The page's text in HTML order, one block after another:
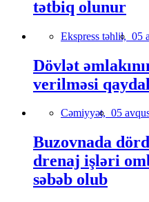
tətbiq olunur
Ekspress təhlil, 05
Dövlət
verilməsi
Cəmiyyət, 05
Buzovnada
drenaj işləri
səbəb olub